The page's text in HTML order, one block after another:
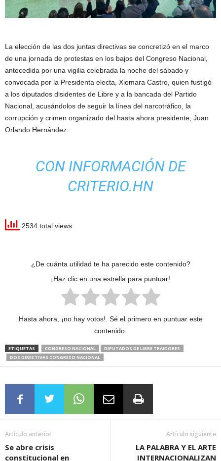
La elección de las dos juntas directivas se concretizó en el marco
de una jornada de protestas en los bajos del Congreso Nacional,
antecedida por una vigilia celebrada la noche del sábado y
convocada por la Presidenta electa, Xiomara Castro, quien fustigó
a los diputados disidentes de Libre y a la bancada del Partido
Nacional, acusándolos de seguir la línea del narcotráfico, la
corrupción y crimen organizado del hasta ahora presidente, Juan
Orlando Hernández.
CON INFORMACIÓN DE
CRITERIO.HN
2534 total views
¿De cuánta utilidad te ha parecido este contenido?
¡Haz clic en una estrella para puntuar!
Hasta ahora, ¡no hay votos!. Sé el primero en puntuar este
contenido.
ETIQUETAS CONGRESO NACIONAL
DIPUTADOS DE LIBRE TRAIDORES
DOS DIRECTIVAS CONGRESO NACIONAL
Artículo anterior
Se abre crisis
constitucional en
Artículo siguiente
LA PALABRA Y EL ARTE
INTERNACIONALIZAN